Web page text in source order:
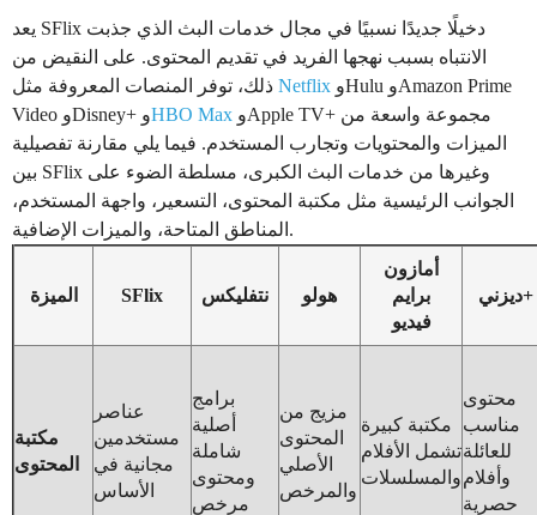
يعد SFlix دخيلًا جديدًا نسبيًا في مجال خدمات البث الذي جذبت
الانتباه بسبب نهجها الفريد في تقديم المحتوى. على النقيض من
Netflix
Video وDisney+ وHBO Max
الميزات والمحتويات وتجارب المستخدم. فيما يلي مقارنة تفصيلية
بين SFlix وغيرها من خدمات البث الكبرى، مسلطة الضوء على
الجوانب الرئيسية مثل مكتبة المحتوى، التسعير، واجهة المستخدم،
المناطق المتاحة، والميزات الإضافية.
الميزة SFlix نتفليكس هولو
أمازون
برايم
فيديو
ديزني+
مكتبة
المحتوى
عناصر
مستخدمين
مجانية في
الأساس
برامج
أصلية
شاملة
ومحتوى
مرخص
مزيج من
المحتوى
الأصلي
والمرخص
مكتبة كبيرة
تشمل الأفلام
والمسلسلات
محتوى
مناسب
للعائلة
وأفلام
حصرية